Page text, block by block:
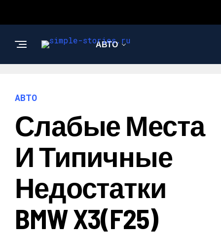
АВТО
АВТО
Слабые Места
И Типичные
Недостатки
BMW X3(F25)